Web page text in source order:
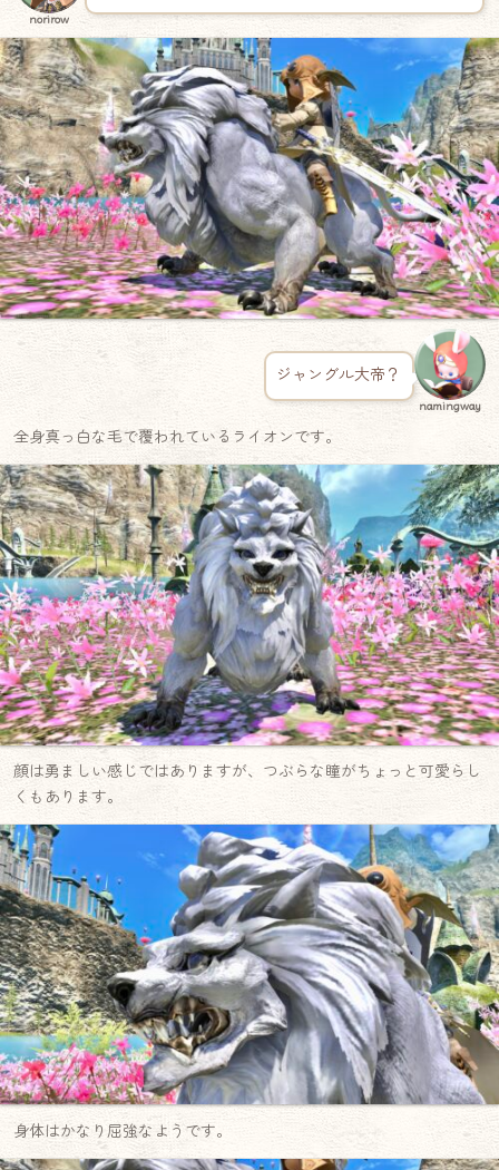
norirow
ジャングル大帝？
namingway
全身真っ白な毛で覆われているライオンです。
顔は勇ましい感じではありますが、つぶらな瞳がちょっと可愛らし
くもあります。
身体はかなり屈強なようです。